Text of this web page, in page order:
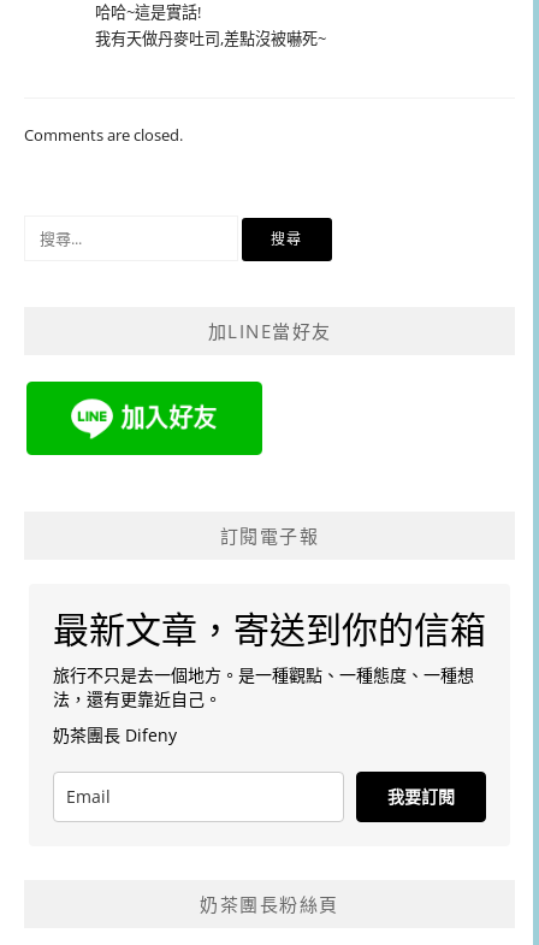
哈哈~這是實話!
我有天做丹麥吐司,差點沒被嚇死~
Comments are closed.
加LINE當好友
訂閱電子報
最新文章，寄送到你的信箱
旅行不只是去一個地方。是一種觀點、一種態度、一種想
法，還有更靠近自己。
奶茶團長 Difeny
我要訂閱
奶茶團長粉絲頁